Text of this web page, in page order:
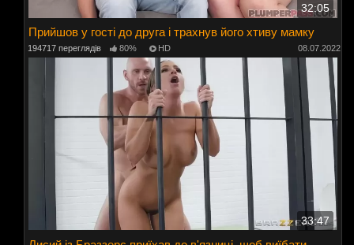
32:05
Прийшов у гості до друга і трахнув його хтиву мамку
194717 переглядів 80% HD 08.07.2022
33:47